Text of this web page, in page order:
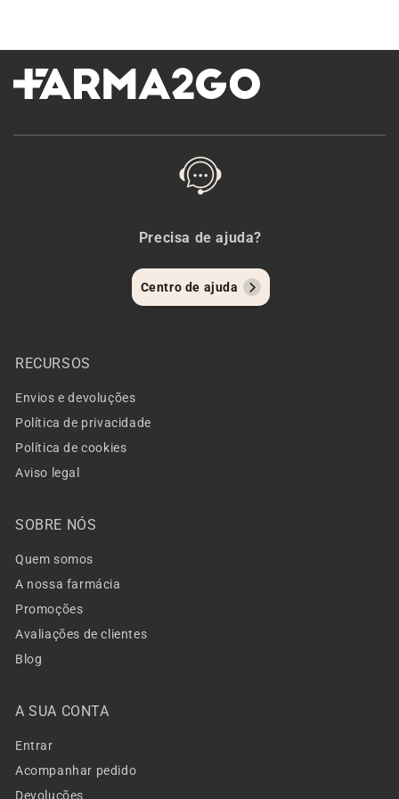
Precisa de ajuda?
Centro de ajuda
RECURSOS
Envios e devoluções
Política de privacidade
Política de cookies
Aviso legal
SOBRE NÓS
Quem somos
A nossa farmácia
Promoções
Avaliações de clientes
Blog
A SUA CONTA
Entrar
Acompanhar pedido
Devoluções